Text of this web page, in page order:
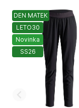
DEN MATEK
LETO30
Novinka
SS26